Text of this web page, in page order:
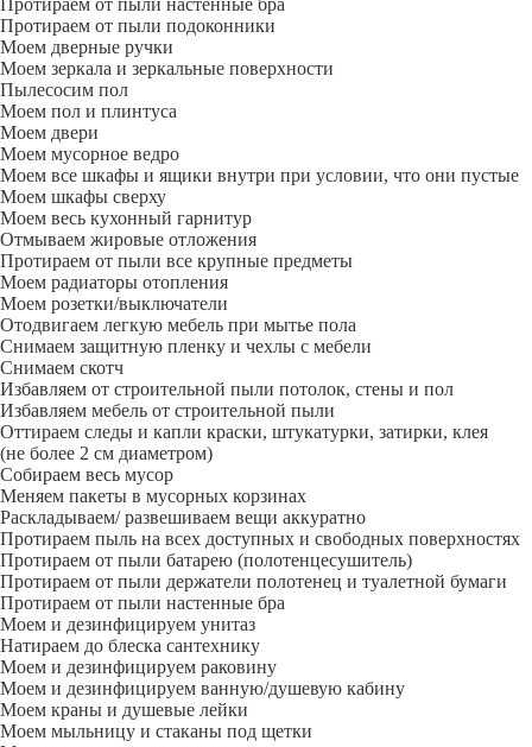
Протираем от пыли настенные бра
Протираем от пыли подоконники
Моем дверные ручки
Моем зеркала и зеркальные поверхности
Пылесосим пол
Моем пол и плинтуса
Моем двери
Моем мусорное ведро
Моем все шкафы и ящики внутри при условии, что они пустые
Моем шкафы сверху
Моем весь кухонный гарнитур
Отмываем жировые отложения
Протираем от пыли все крупные предметы
Моем радиаторы отопления
Моем розетки/выключатели
Отодвигаем легкую мебель при мытье пола
Снимаем защитную пленку и чехлы с мебели
Снимаем скотч
Избавляем от строительной пыли потолок, стены и пол
Избавляем мебель от строительной пыли
Оттираем следы и капли краски, штукатурки, затирки, клея
(не более 2 см диаметром)
Собираем весь мусор
Меняем пакеты в мусорных корзинах
Раскладываем/ развешиваем вещи аккуратно
Протираем пыль на всех доступных и свободных поверхностях
Протираем от пыли батарею (полотенцесушитель)
Протираем от пыли держатели полотенец и туалетной бумаги
Протираем от пыли настенные бра
Моем и дезинфицируем унитаз
Натираем до блеска сантехнику
Моем и дезинфицируем раковину
Моем и дезинфицируем ванную/душевую кабину
Моем краны и душевые лейки
Моем мыльницу и стаканы под щетки